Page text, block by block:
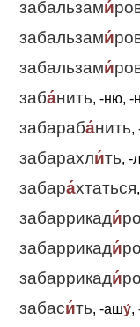
забальзами́
забальзами́
забальзами́
заба́нить, -ню, -
забараба́нить,
забарахли́ть, -л
забара́хтаться
забаррикади́
забаррикади́
забаррикади́
забаси́ть, -ашу́,